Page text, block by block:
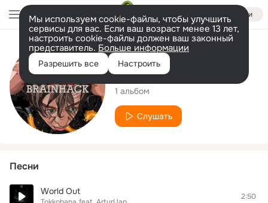
Войти
Мы используем cookie-файлы, чтобы улучшить
сервисы для вас. Если ваш возраст менее 13 лет,
настроить cookie-файлы должен ваш законный
представитель. Больше информации
Разрешить все Настроить
Исполнитель
ArturUap
1 альбом
Слушать
Песни
World Out 2:50